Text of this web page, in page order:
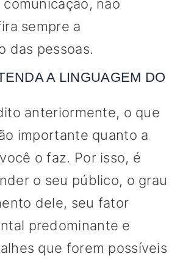
não
sempre a
das pessoas.
A LINGUAGEM DO
anteriormente, o que
importante quanto a
o faz. Por isso, é
o seu público, o grau
dele, seu fator
predominante e
que forem possíveis